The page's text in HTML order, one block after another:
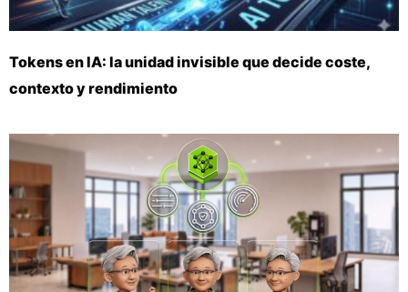
Tokens en IA: la unidad invisible que decide coste,
contexto y rendimiento